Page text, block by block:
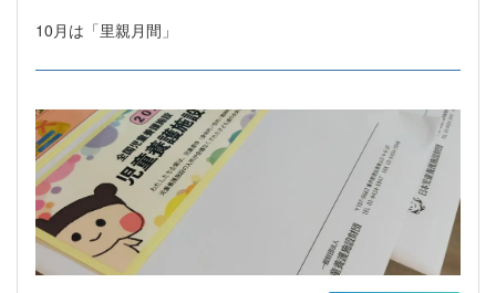
10月は「里親月間」